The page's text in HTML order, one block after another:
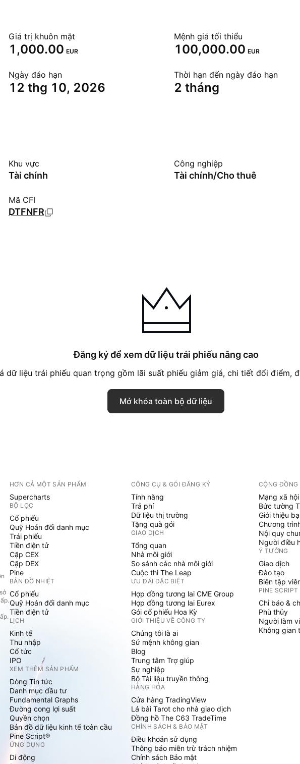
Giá trị khuôn mặt
1,000.00 EUR
Mệnh giá tối thiểu
100,000.00 EUR
Ngày đáo hạn
12 thg 10, 2026
Thời hạn đến ngày đáo hạn
2 tháng
Khu vực
Tài chính
Công nghiệp
Tài chính/Cho thuê
Mã CFI
DTFNFR
Đăng ký để xem dữ liệu trái phiếu nâng cao
dữ liệu trái phiếu quan trọng gồm lãi suất phiếu giảm giá, chi tiết đổi điểm,
Mở khóa toàn bộ dữ liệu
HƠN CẢ MỘT SẢN PHẨM
Supercharts
BỘ LỌC
Cổ phiếu
Quỹ Hoán đổi danh mục
Trái phiếu
Tiền điện tử
Cặp CEX
Cặp DEX
Pine
BẢN ĐỒ NHIỆT
Cổ phiếu
Quỹ Hoán đổi danh mục
Tiền điện tử
LỊCH
Kinh tế
Thu nhập
Cổ tức
IPO
XEM THÊM SẢN PHẨM
Dòng Tin tức
Danh mục đầu tư
Fundamental Graphs
Đường cong lợi suất
Quyền chọn
Bản đồ dữ liệu kinh tế toàn cầu
Pine Script®
ỨNG DỤNG
Di động
CÔNG CỤ & GÓI ĐĂNG KÝ
Tính năng
Trả phí
Dữ liệu thị trường
Tặng quà gói
GIAO DỊCH
Tổng quan
Nhà môi giới
So sánh các nhà môi giới
Cuộc thi The Leap
ƯU ĐÃI ĐẶC BIỆT
Hợp đồng tương lai CME Group
Hợp đồng tương lai Eurex
Gói cổ phiếu Hoa Kỳ
GIỚI THIỆU VỀ CÔNG TY
Chúng tôi là ai
Sứ mệnh không gian
Blog
Trung tâm Trợ giúp
Sự nghiệp
Bộ Tài liệu truyền thông
HÀNG HÓA
Cửa hàng TradingView
Lá bài Tarot cho nhà giao dịch
Đồng hồ The C63 TradeTime
CHÍNH SÁCH & BẢO MẬT
Điều khoản sử dụng
Thông báo miễn trừ trách nhiệm
Chính sách Bảo mật
CỘNG ĐỒNG
Mạng xã hội
Bức tường
Giới thiệu
Chương
Nội quy
Người điều
Ý TƯỞNG
Giao dịch
Đào tạo
Biên tập
PINE SCRIPT
Chỉ báo &
Phù thủy
Người làm
Không gian